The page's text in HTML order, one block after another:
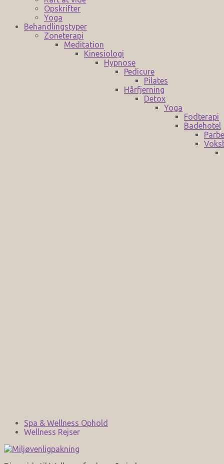
Opskrifter
Yoga
Behandlingstyper
Zoneterapi
Meditation
Kinesiologi
Hypnose
Pedicure
Pilates
Hårfjerning
Detox
Yoga
Fodterapi
Badehotel
Spa & Wellness Ophold
Wellness Rejser